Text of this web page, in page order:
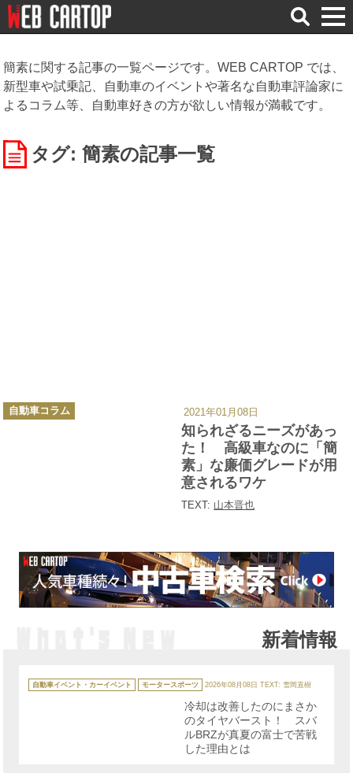
検
索
簡素に関する記事の一覧ページです。WEB CARTOP では、
新型車や試乗記、自動車のイベントや著名な自動車評論家に
よるコラム等、自動車好きの方が欲しい情報が満載です。
タグ: 簡素の記事一覧
知られざるニーズがあっ
た！ 高級車なのに「簡
素」な廉価グレードが用
意されるワケ
TEXT: 山本晋也
カ
テ
自動車コラム 2021年01月08日
新着情報
カ
テ
ゴ
自動車イベント・カーイベント モータースポーツ 2026年08月08日 TEXT: 雪岡直樹
冷却は改善したのにまさか
のタイヤバースト！ スバ
ルBRZが真夏の富士で苦戦
した理由とは